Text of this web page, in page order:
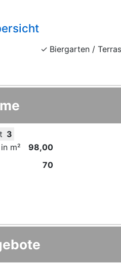
Biergarten /
3
m²
98,00
70